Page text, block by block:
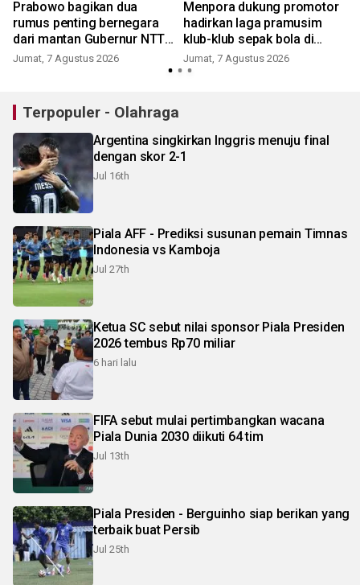
Prabowo bagikan dua
rumus penting bernegara
dari mantan Gubernur NTT
Ben Mboi
Jumat, 7 Agustus 2026
Menpora dukung promotor
hadirkan laga pramusim
klub-klub sepak bola di
Indonesia
Jumat, 7 Agustus 2026
Terpopuler - Olahraga
Argentina singkirkan Inggris menuju final
dengan skor 2-1
Jul 16th
Piala AFF - Prediksi susunan pemain Timnas
Indonesia vs Kamboja
Jul 27th
Ketua SC sebut nilai sponsor Piala Presiden
2026 tembus Rp70 miliar
6 hari lalu
FIFA sebut mulai pertimbangkan wacana
Piala Dunia 2030 diikuti 64 tim
Jul 13th
Piala Presiden - Berguinho siap berikan yang
terbaik buat Persib
Jul 25th